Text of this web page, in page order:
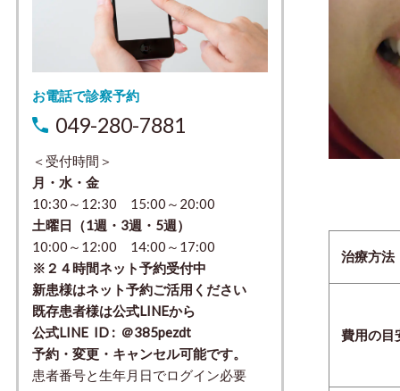
治療方法
費用の目
お電話で診察予約
049-280-7881
＜受付時間＞
月・水・金
10:30～12:30 15:00～20:00
土曜日（1週・3週・5週）
10:00～12:00 14:00～17:00
※２４時間ネット予約受付中
新患様はネット予約ご活用ください
既存患者様は公式LINEから
公式LINE ID : ＠385pezdt
予約・変更・キャンセル可能です。
患者番号と生年月日でログイン必要